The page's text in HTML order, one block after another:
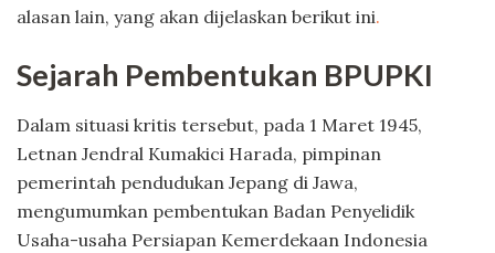
alasan lain, yang akan dijelaskan berikut ini.
Sejarah Pembentukan BPUPKI
Dalam situasi kritis tersebut, pada 1 Maret 1945,
Letnan Jendral Kumakici Harada, pimpinan
pemerintah pendudukan Jepang di Jawa,
mengumumkan pembentukan Badan Penyelidik
Usaha-usaha Persiapan Kemerdekaan Indonesia